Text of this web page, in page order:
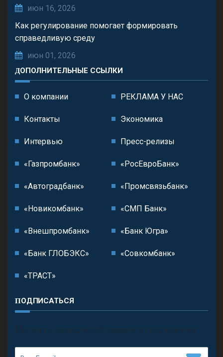
июн 16, 2026
Как регулирование помогает формировать
справедливую среду
июн 01, 2026
ДОПОЛНИТЕЛЬНЫЕ ССЫЛКИ
О компании РЕКЛАМА У НАС
Контакты Экономика
Интервью Пресс-релизы
«Газпромбанк» «РосЕвроБанк»
«Автоградбанк» «Промсвязьбанк»
«Новикомбанк» «СМП Банк»
«Внешпромбанк» «Банк Югра»
«Банк ГЛОБЭКС» «Совкомбанк»
«ТРАСТ»
ПОДПИСАТЬСЯ
П олучить последние обновления и предложения.